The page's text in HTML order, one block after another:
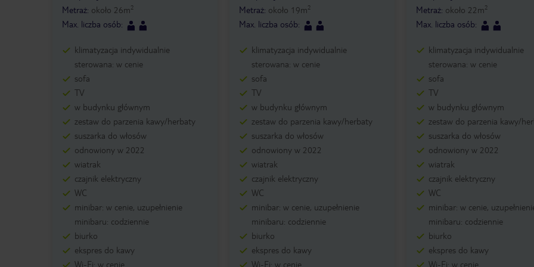
Metraż: około 26m2
Max. liczba osób:
klimatyzacja indywidualnie
sterowana: w cenie
sofa
TV
w budynku głównym
zestaw do parzenia kawy/herbaty
suszarka do włosów
odnowiony w 2022
wiatrak
czajnik elektryczny
WC
minibar: w cenie, uzupełnienie
minibaru: codziennie
biurko
ekspres do kawy
Wi-Fi: w cenie
Metraż: około 19m2
Max. liczba osób:
klimatyzacja indywidualnie
sterowana: w cenie
sofa
TV
w budynku głównym
zestaw do parzenia kawy/herbaty
suszarka do włosów
odnowiony w 2022
wiatrak
czajnik elektryczny
WC
minibar: w cenie, uzupełnienie
minibaru: codziennie
biurko
ekspres do kawy
Wi-Fi: w cenie
Metraż: około 22m2
Max. liczba osób:
klimatyzacja indywidualnie
sterowana: w cenie
sofa
TV
w budynku głównym
zestaw do parzenia kawy/
suszarka do włosów
odnowiony w 2022
wiatrak
czajnik elektryczny
WC
minibar: w cenie,
minibaru: codziennie
biurko
ekspres do kawy
Wi-Fi: w cenie